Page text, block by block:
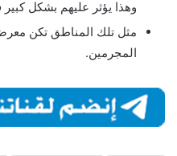
وهذا يؤثر عليهم بشكل كبير
مثل تلك المناطق تكن
المجرمين.